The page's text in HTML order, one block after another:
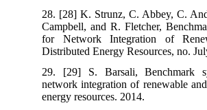
28. [28] K. Strunz, C. Abbey, C.
Campbell, and R. Fletcher,
for Network Integration of
Distributed Energy Resources, no.
29. [29] S. Barsali, Benchmark
network integration of renewable
energy resources. 2014.